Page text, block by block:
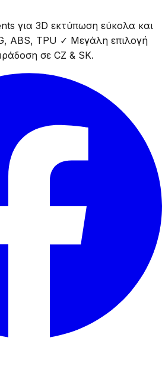
για 3D εκτύπωση εύκολα και
ABS, TPU ✓ Μεγάλη επιλογή
σε CZ & SK.